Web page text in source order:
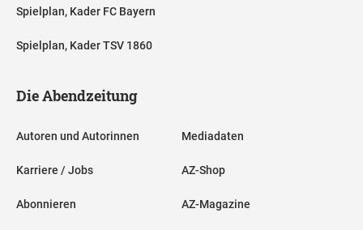
Spielplan, Kader FC Bayern
Spielplan, Kader TSV 1860
Die Abendzeitung
Autoren und Autorinnen
Karriere / Jobs
Abonnieren
Mediadaten
AZ-Shop
AZ-Magazine